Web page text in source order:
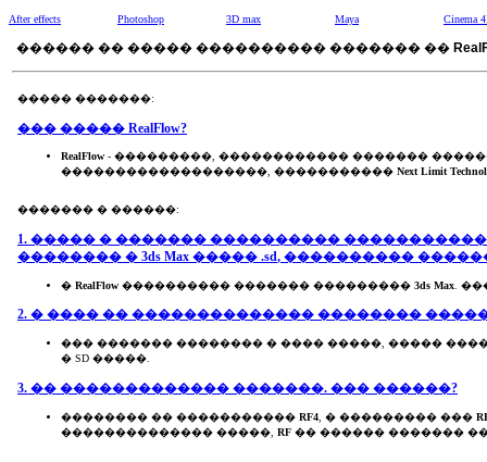
After effects Photoshop 3D max Maya Cinema
������ �� ����� ���������� ������� ��
����� �������:
��� ����� RealFlow?
RealFlow - ���������, ������������ �������
�������������������, ����������� Next Limit
������� � ������:
1. ����� � ������� ����������
�������� � 3ds Max ����� .sd, ����������
� RealFlow ���������� ������� ��������� 3ds Max .
2. � ���� �� �������������� ��������
��� ������� �������� � ���� �����, �����
� SD �����.
3. �� ������������� �������. ��� ������?
�������� �� ����������� RF4 , � ��������� ���
�������������� �����, RF �� ������ �������